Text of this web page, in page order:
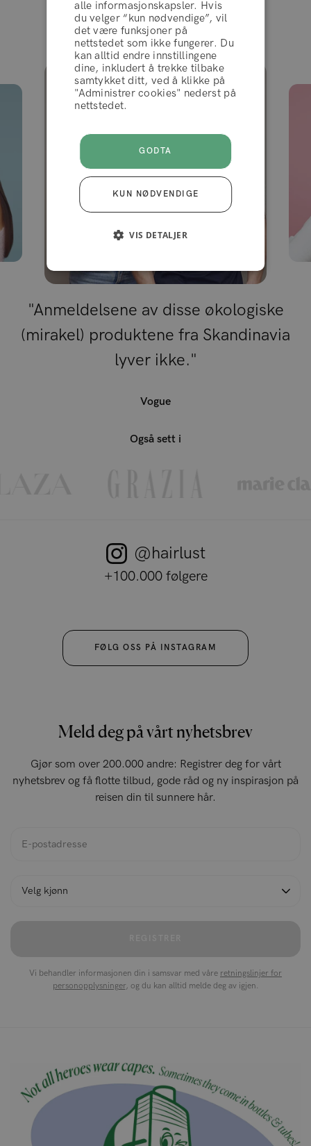
Som sett i
"Anmeldelsene av disse økologiske
(mirakel) produktene fra Skandinavia
lyver ikke."
Vogue
Også sett i
+100.000 følgere
@hairlust
FØLG OSS PÅ INSTAGRAM
Meld deg på vårt nyhetsbrev
Gjør som over 200.000 andre: Registrer deg for vårt
nyhetsbrev og få flotte tilbud, gode råd og ny inspirasjon på
reisen din til sunnere hår.
Vi behandler informasjonen din i samsvar med våre retningslinjer for
personopplysninger, og du kan alltid melde deg av igjen.
AVVIS
AKSEPTERER
alle informasjonskapsler. Hvis
du velger “kun nødvendige”, vil
det være funksjoner på
nettstedet som ikke fungerer. Du
kan alltid endre innstillingene
dine, inkludert å trekke tilbake
samtykket ditt, ved å klikke på
"Administrer cookies" nederst på
nettstedet.
GODTA
KUN NØDVENDIGE
VIS DETALJER